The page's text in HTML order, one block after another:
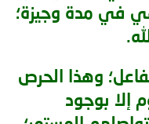
في مدة وجيزة؛
وهذا الحرص
إلا بوجود